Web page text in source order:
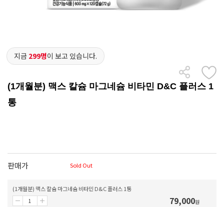
지금 299명이 보고 있습니다.
(1개월분) 맥스 칼슘 마그네슘 비타민 D&C 플러스 1
통
판매가 Sold Out
(1개월분) 맥스 칼슘 마그네슘 비타민 D&C 플러스 1통
79,000원